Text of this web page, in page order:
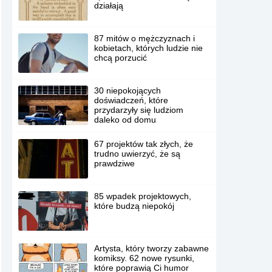
działają
87 mitów o mężczyznach i
kobietach, których ludzie nie
chcą porzucić
30 niepokojących
doświadczeń, które
przydarzyły się ludziom
daleko od domu
67 projektów tak złych, że
trudno uwierzyć, że są
prawdziwe
85 wpadek projektowych,
które budzą niepokój
Artysta, który tworzy zabawne
komiksy. 62 nowe rysunki,
które poprawią Ci humor